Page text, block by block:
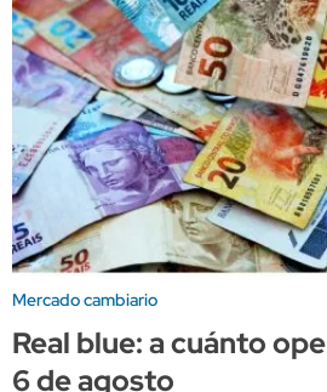
Mercado cambiario
Real blue: a cuánto
6 de agosto